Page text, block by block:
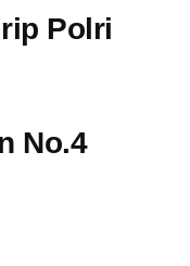
Polri
No.4